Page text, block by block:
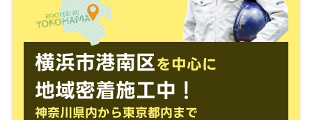
横浜市港南区 を中心に
地域密着施工中！
神奈川県内から東京都内まで